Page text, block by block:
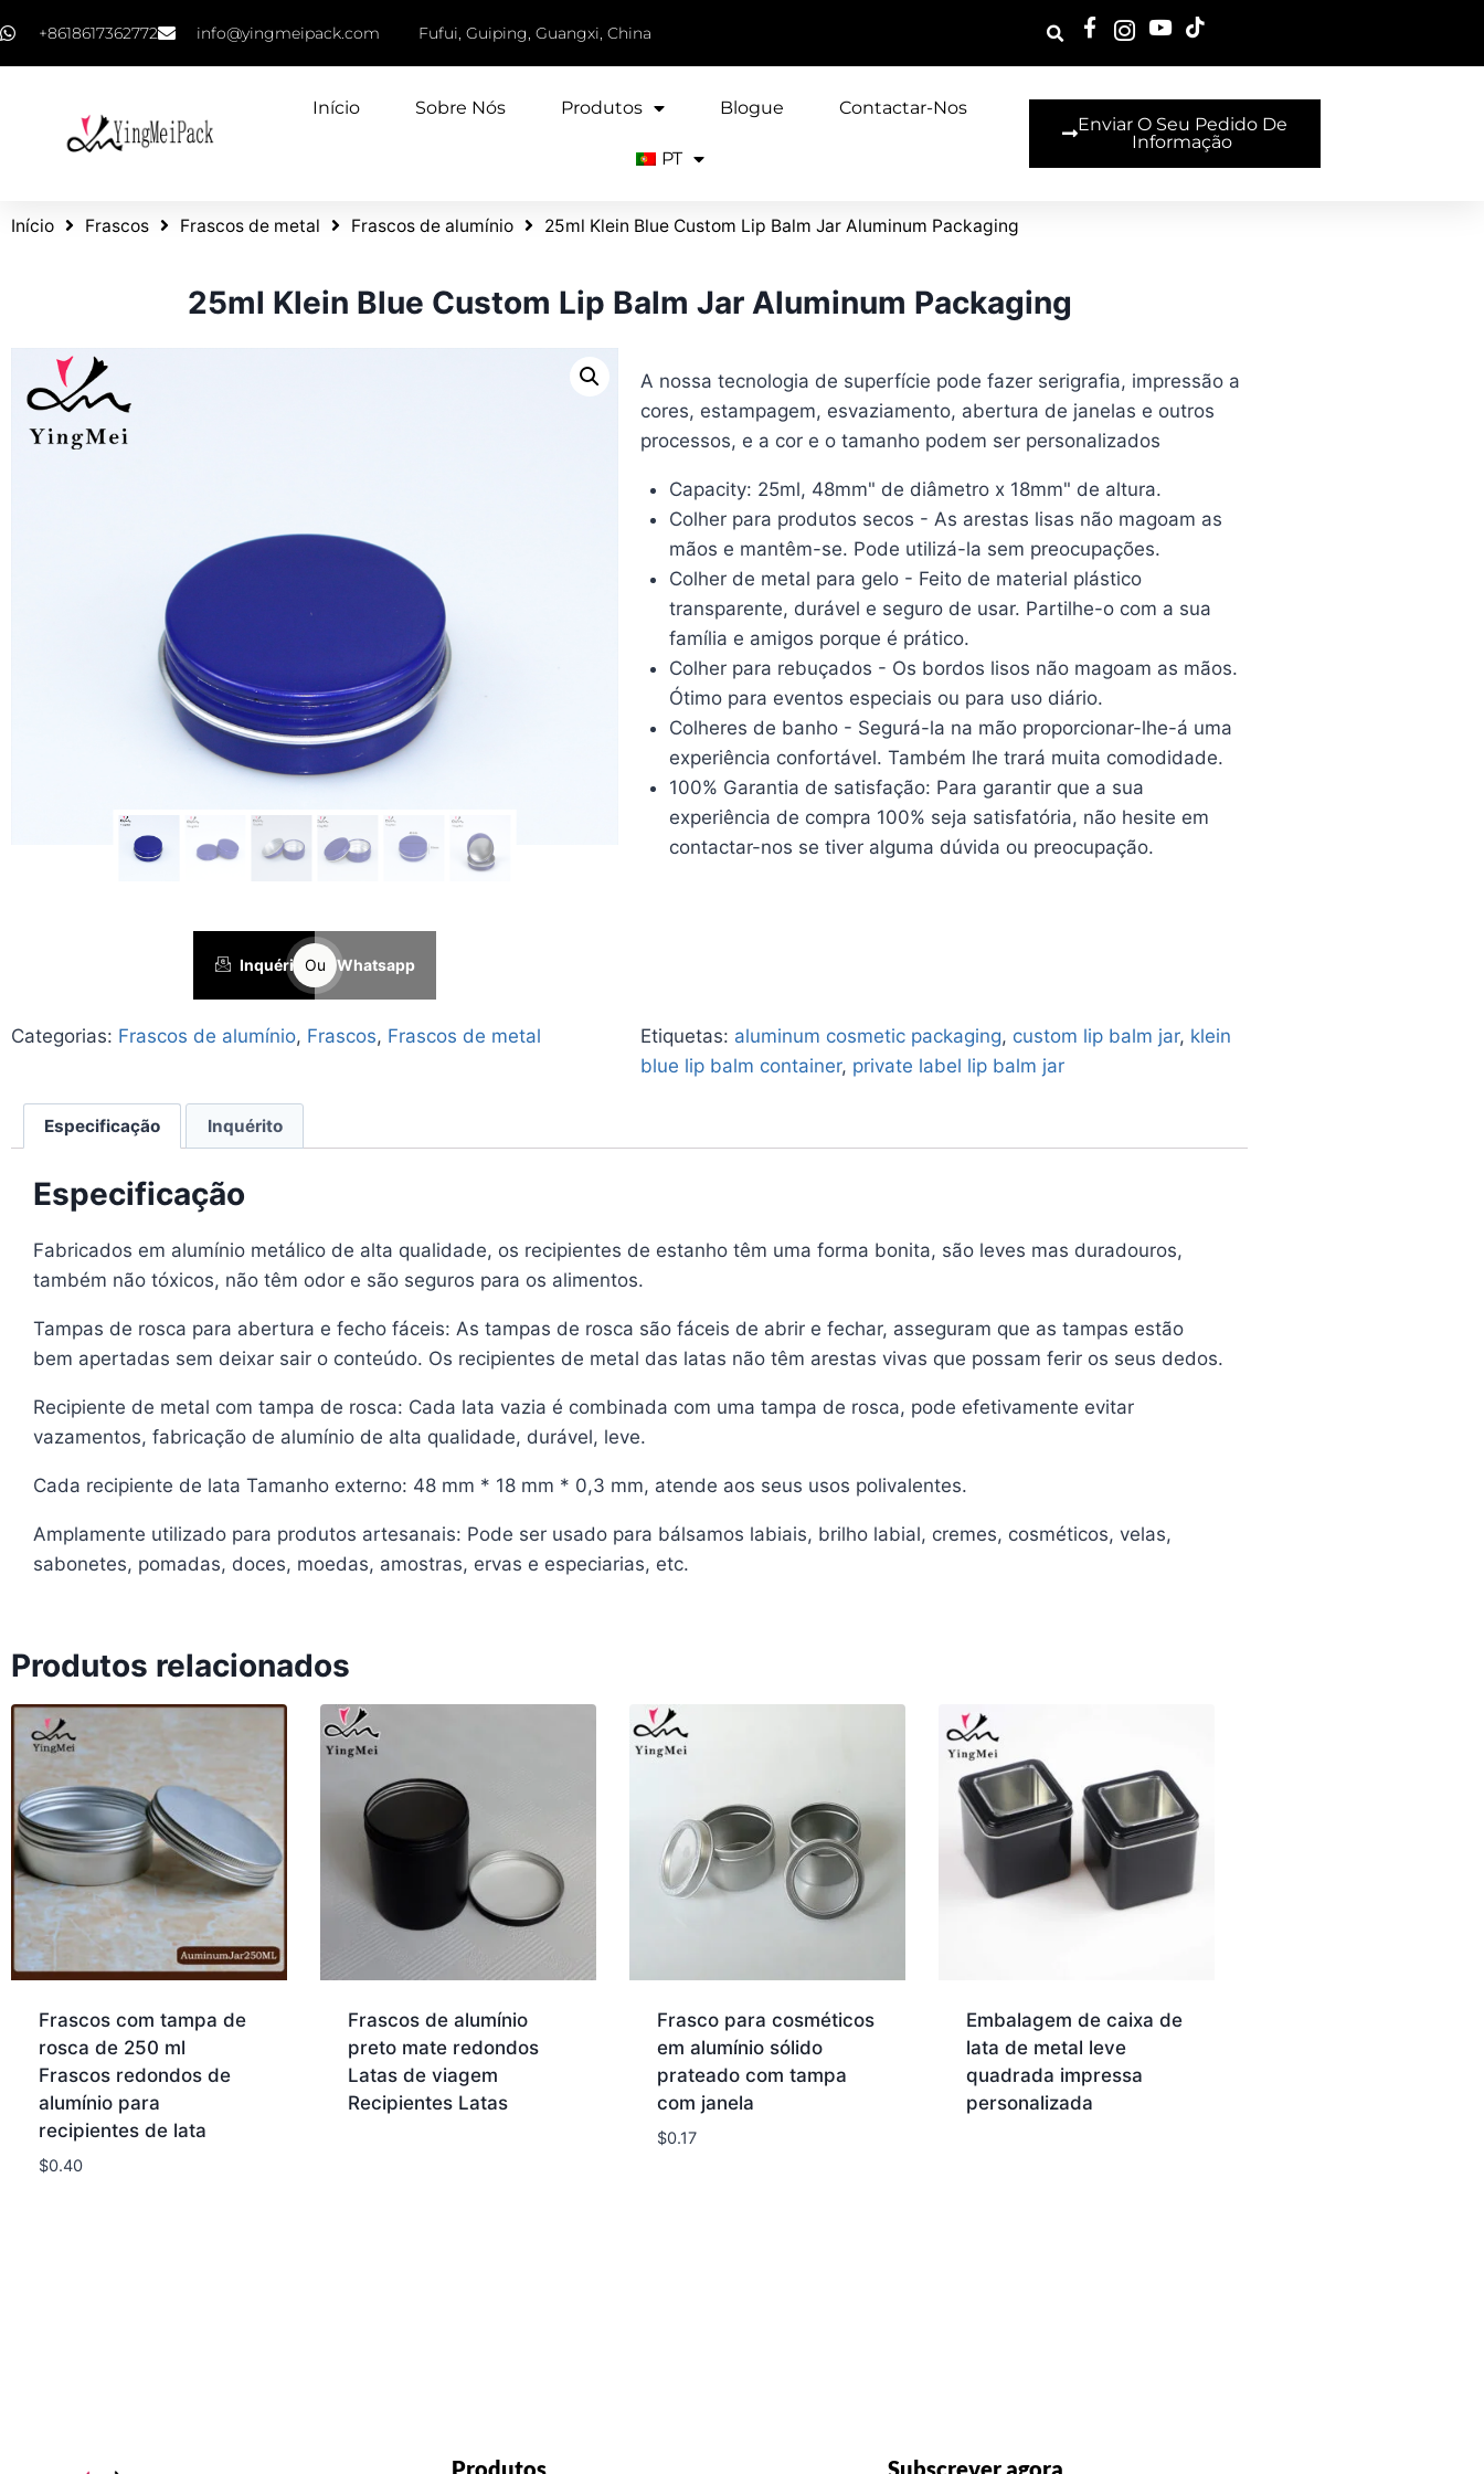
+8618617362772 info@yingmeipack.com Fufui, Guiping, Guangxi, China
Início Sobre Nós Produtos Blogue Contactar-Nos
PT
Enviar O Seu Pedido De
Informação
Início Frascos Frascos de metal Frascos de alumínio 25ml Klein Blue Custom Lip Balm Jar Aluminum Packaging
25ml Klein Blue Custom Lip Balm Jar Aluminum Packaging
InquéritoOu Whatsapp
A nossa tecnologia de superfície pode fazer serigrafia, impressão a
cores, estampagem, esvaziamento, abertura de janelas e outros
processos, e a cor e o tamanho podem ser personalizados
Capacity: 25ml, 48mm" de diâmetro x 18mm" de altura.
Colher para produtos secos - As arestas lisas não magoam as
mãos e mantêm-se. Pode utilizá-la sem preocupações.
Colher de metal para gelo - Feito de material plástico
transparente, durável e seguro de usar. Partilhe-o com a sua
família e amigos porque é prático.
Colher para rebuçados - Os bordos lisos não magoam as mãos.
Ótimo para eventos especiais ou para uso diário.
Colheres de banho - Segurá-la na mão proporcionar-lhe-á uma
experiência confortável. Também lhe trará muita comodidade.
100% Garantia de satisfação: Para garantir que a sua
experiência de compra 100% seja satisfatória, não hesite em
contactar-nos se tiver alguma dúvida ou preocupação.
Categorias: Frascos de alumínio, Frascos, Frascos de metal Etiquetas: aluminum cosmetic packaging, custom lip balm jar, klein
blue lip balm container, private label lip balm jar
Especificação Inquérito
Especificação
Fabricados em alumínio metálico de alta qualidade, os recipientes de estanho têm uma forma bonita, são leves mas duradouros,
também não tóxicos, não têm odor e são seguros para os alimentos.
Tampas de rosca para abertura e fecho fáceis: As tampas de rosca são fáceis de abrir e fechar, asseguram que as tampas estão
bem apertadas sem deixar sair o conteúdo. Os recipientes de metal das latas não têm arestas vivas que possam ferir os seus dedos.
Recipiente de metal com tampa de rosca: Cada lata vazia é combinada com uma tampa de rosca, pode efetivamente evitar
vazamentos, fabricação de alumínio de alta qualidade, durável, leve.
Cada recipiente de lata Tamanho externo: 48 mm * 18 mm * 0,3 mm, atende aos seus usos polivalentes.
Amplamente utilizado para produtos artesanais: Pode ser usado para bálsamos labiais, brilho labial, cremes, cosméticos, velas,
sabonetes, pomadas, doces, moedas, amostras, ervas e especiarias, etc.
Produtos relacionados
Frascos com tampa de
rosca de 250 ml
Frascos redondos de
alumínio para
recipientes de lata
$0.40
Frascos de alumínio
preto mate redondos
Latas de viagem
Recipientes Latas
Frasco para cosméticos
em alumínio sólido
prateado com tampa
com janela
$0.17
Embalagem de caixa de
lata de metal leve
quadrada impressa
personalizada
Produtos Subscrever agora